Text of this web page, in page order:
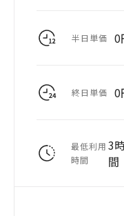
半日単価 0
終日単価 0
最低利用
時間
3
間